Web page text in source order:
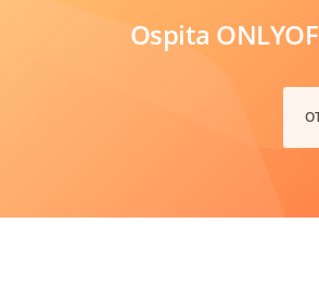
Ospita